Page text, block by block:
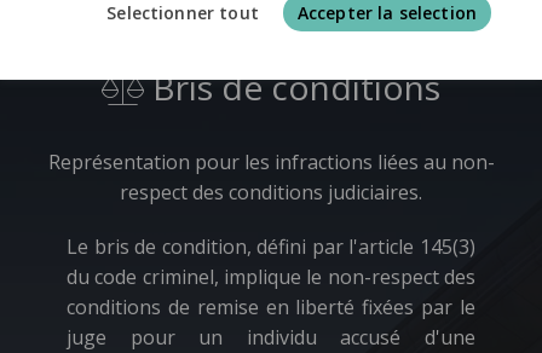
Bris de conditions
Représentation pour les infractions liées au non-
respect des conditions judiciaires.
Le bris de condition, défini par l'article 145(3)
du code criminel, implique le non-respect des
conditions de remise en liberté fixées par le
juge pour un individu accusé d'une
Selectionner tout Accepter la selection